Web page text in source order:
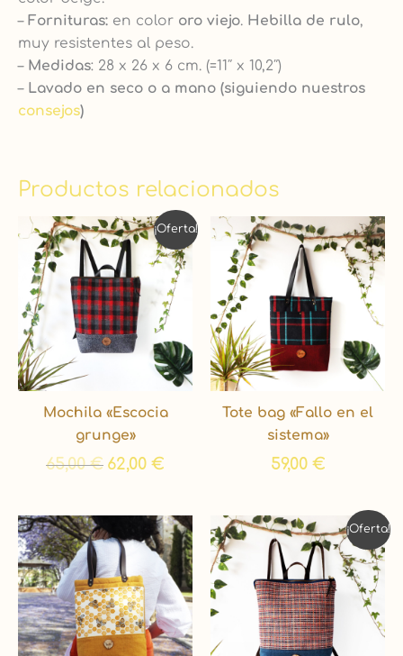
– Fornituras: en color oro viejo. Hebilla de rulo,
muy resistentes al peso.
– Medidas: 28 x 26 x 6 cm. (=11″ x 10,2″)
– Lavado en seco o a mano (siguiendo nuestros
consejos)
Productos relacionados
¡Oferta!
Mochila «Escocia
grunge»
65,00€
El
precio
original
era:
65,00 €.
62,00 €
El
precio
actual
es:
62,00 €.
Tote bag «Fallo en el
sistema»
59,00 €
¡Oferta!
El
precio
original
era:
65,00 €.
El
precio
actual
es:
62,00 €.